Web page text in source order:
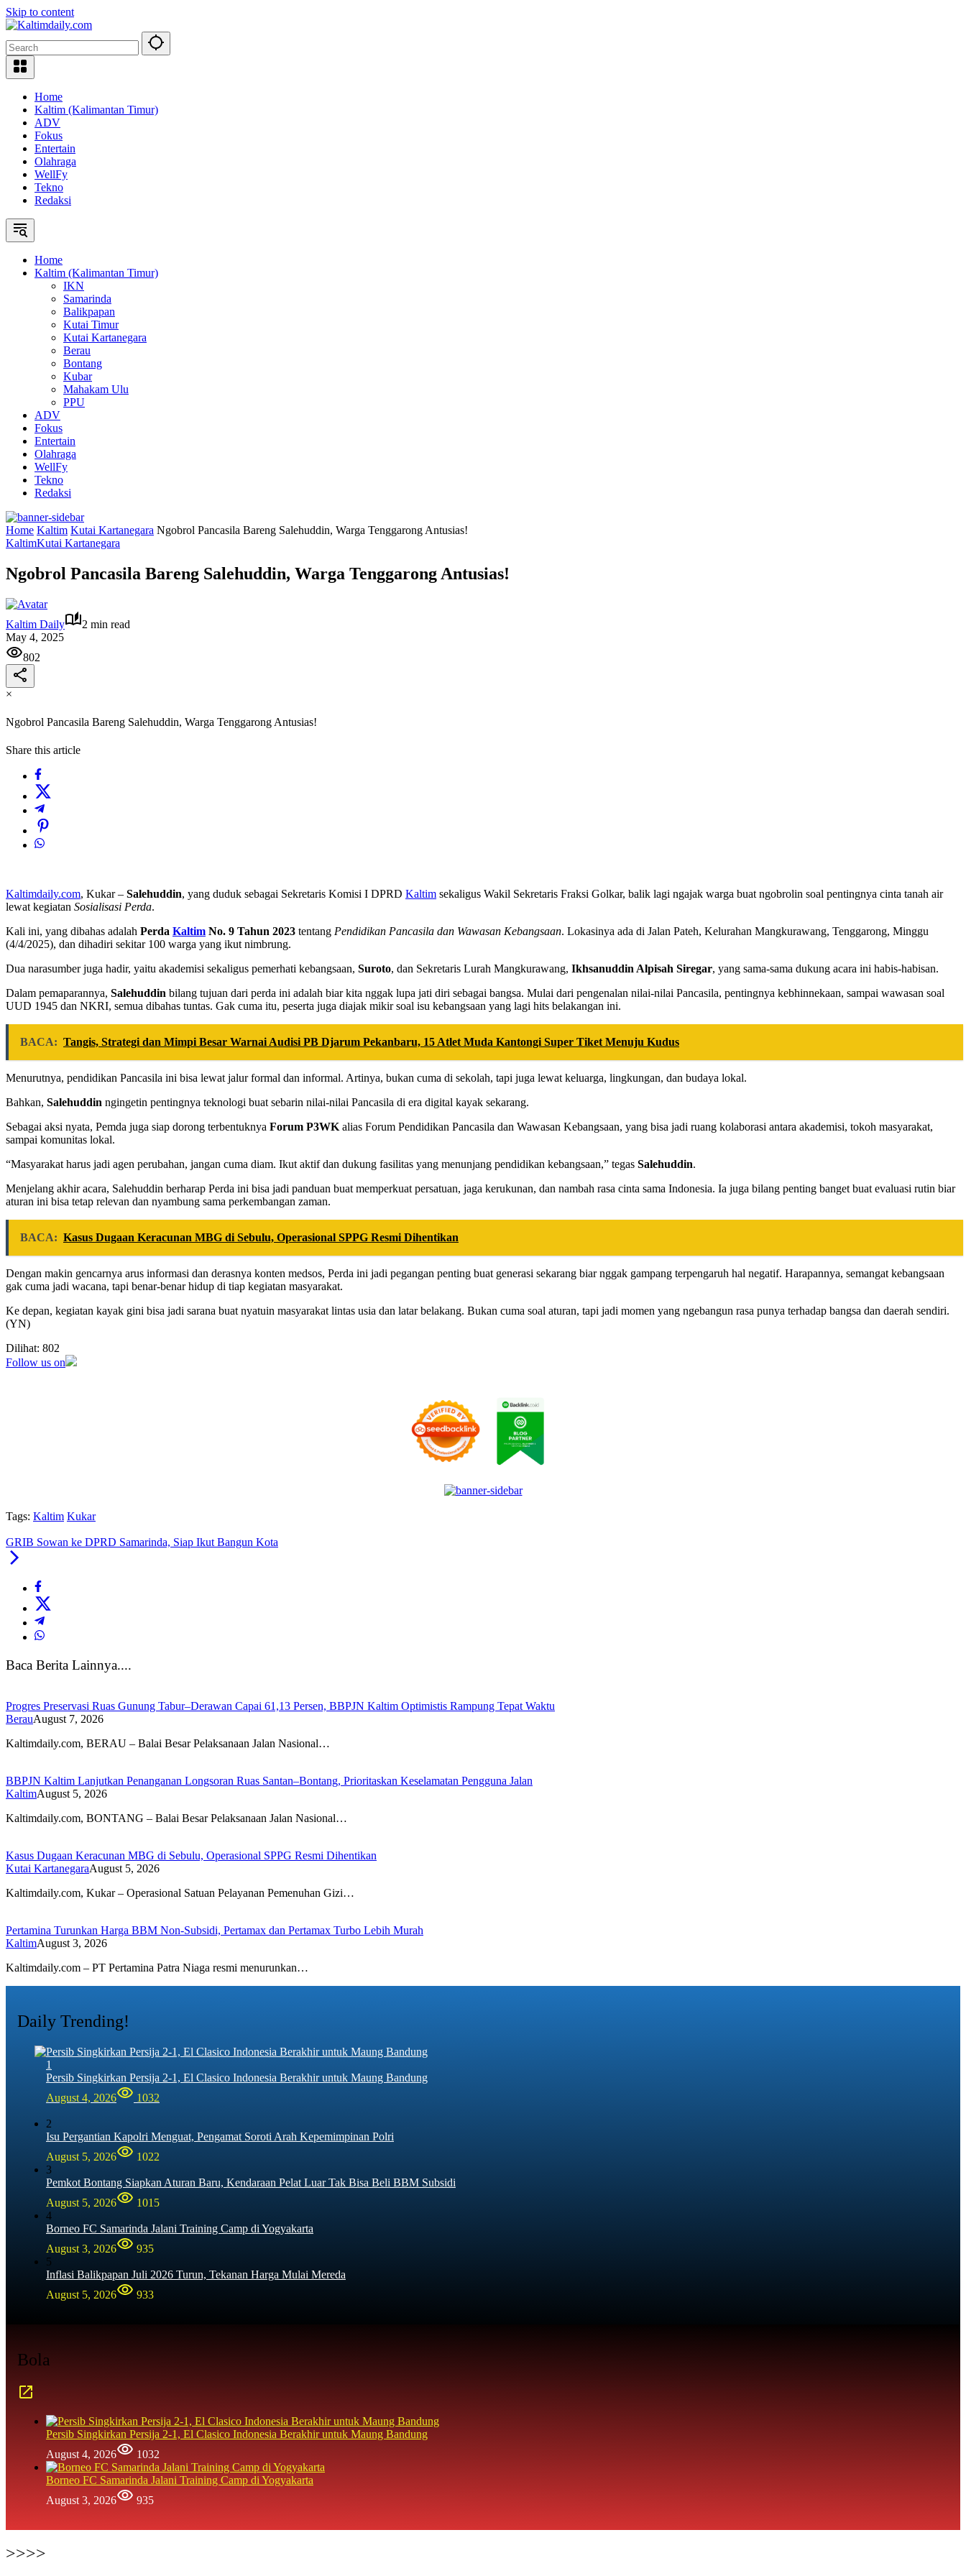
Skip to content
Home
Kaltim (Kalimantan Timur)
ADV
Fokus
Entertain
Olahraga
WellFy
Tekno
Redaksi
Home
Kaltim (Kalimantan Timur)
IKN
Samarinda
Balikpapan
Kutai Timur
Kutai Kartanegara
Berau
Bontang
Kubar
Mahakam Ulu
PPU
ADV
Fokus
Entertain
Olahraga
WellFy
Tekno
Redaksi
Home Kaltim Kutai Kartanegara Ngobrol Pancasila Bareng Salehuddin, Warga Tenggarong Antusias!
KaltimKutai Kartanegara
Ngobrol Pancasila Bareng Salehuddin, Warga Tenggarong Antusias!
Kaltim Daily
2 min read
May 4, 2025
802
×
Ngobrol Pancasila Bareng Salehuddin, Warga Tenggarong Antusias!
Share this article
Kaltimdaily.com, Kukar – Salehuddin, yang duduk sebagai Sekretaris Komisi I DPRD Kaltim sekaligus Wakil Sekretaris Fraksi Golkar, balik lagi ngajak warga buat ngobrolin soal pentingnya cinta tanah air
lewat kegiatan Sosialisasi Perda.
Kali ini, yang dibahas adalah Perda Kaltim No. 9 Tahun 2023 tentang Pendidikan Pancasila dan Wawasan Kebangsaan. Lokasinya ada di Jalan Pateh, Kelurahan Mangkurawang, Tenggarong, Minggu
(4/4/2025), dan dihadiri sekitar 100 warga yang ikut nimbrung.
Dua narasumber juga hadir, yaitu akademisi sekaligus pemerhati kebangsaan, Suroto, dan Sekretaris Lurah Mangkurawang, Ikhsanuddin Alpisah Siregar, yang sama-sama dukung acara ini habis-habisan.
Dalam pemaparannya, Salehuddin bilang tujuan dari perda ini adalah biar kita nggak lupa jati diri sebagai bangsa. Mulai dari pengenalan nilai-nilai Pancasila, pentingnya kebhinnekaan, sampai wawasan soal
UUD 1945 dan NKRI, semua dibahas tuntas. Gak cuma itu, peserta juga diajak mikir soal isu kebangsaan yang lagi hits belakangan ini.
BACA: Tangis, Strategi dan Mimpi Besar Warnai Audisi PB Djarum Pekanbaru, 15 Atlet Muda Kantongi Super Tiket Menuju Kudus
Menurutnya, pendidikan Pancasila ini bisa lewat jalur formal dan informal. Artinya, bukan cuma di sekolah, tapi juga lewat keluarga, lingkungan, dan budaya lokal.
Bahkan, Salehuddin ngingetin pentingnya teknologi buat sebarin nilai-nilai Pancasila di era digital kayak sekarang.
Sebagai aksi nyata, Pemda juga siap dorong terbentuknya Forum P3WK alias Forum Pendidikan Pancasila dan Wawasan Kebangsaan, yang bisa jadi ruang kolaborasi antara akademisi, tokoh masyarakat,
sampai komunitas lokal.
“Masyarakat harus jadi agen perubahan, jangan cuma diam. Ikut aktif dan dukung fasilitas yang menunjang pendidikan kebangsaan,” tegas Salehuddin.
Menjelang akhir acara, Salehuddin berharap Perda ini bisa jadi panduan buat memperkuat persatuan, jaga kerukunan, dan nambah rasa cinta sama Indonesia. Ia juga bilang penting banget buat evaluasi rutin biar
aturan ini bisa tetap relevan dan nyambung sama perkembangan zaman.
BACA: Kasus Dugaan Keracunan MBG di Sebulu, Operasional SPPG Resmi Dihentikan
Dengan makin gencarnya arus informasi dan derasnya konten medsos, Perda ini jadi pegangan penting buat generasi sekarang biar nggak gampang terpengaruh hal negatif. Harapannya, semangat kebangsaan
gak cuma jadi wacana, tapi benar-benar hidup di tiap kegiatan masyarakat.
Ke depan, kegiatan kayak gini bisa jadi sarana buat nyatuin masyarakat lintas usia dan latar belakang. Bukan cuma soal aturan, tapi jadi momen yang ngebangun rasa punya terhadap bangsa dan daerah sendiri.
(YN)
Dilihat: 802
Follow us on
Tags: Kaltim Kukar
GRIB Sowan ke DPRD Samarinda, Siap Ikut Bangun Kota
Baca Berita Lainnya....
Progres Preservasi Ruas Gunung Tabur–Derawan Capai 61,13 Persen, BBPJN Kaltim Optimistis Rampung Tepat Waktu
BerauAugust 7, 2026
Kaltimdaily.com, BERAU – Balai Besar Pelaksanaan Jalan Nasional…
BBPJN Kaltim Lanjutkan Penanganan Longsoran Ruas Santan–Bontang, Prioritaskan Keselamatan Pengguna Jalan
KaltimAugust 5, 2026
Kaltimdaily.com, BONTANG – Balai Besar Pelaksanaan Jalan Nasional…
Kasus Dugaan Keracunan MBG di Sebulu, Operasional SPPG Resmi Dihentikan
Kutai KartanegaraAugust 5, 2026
Kaltimdaily.com, Kukar – Operasional Satuan Pelayanan Pemenuhan Gizi…
Pertamina Turunkan Harga BBM Non-Subsidi, Pertamax dan Pertamax Turbo Lebih Murah
KaltimAugust 3, 2026
Kaltimdaily.com – PT Pertamina Patra Niaga resmi menurunkan…
Daily Trending!
1
Persib Singkirkan Persija 2-1, El Clasico Indonesia Berakhir untuk Maung Bandung
August 4, 2026
1032
2
Isu Pergantian Kapolri Menguat, Pengamat Soroti Arah Kepemimpinan Polri
August 5, 2026
1022
3
Pemkot Bontang Siapkan Aturan Baru, Kendaraan Pelat Luar Tak Bisa Beli BBM Subsidi
August 5, 2026
1015
4
Borneo FC Samarinda Jalani Training Camp di Yogyakarta
August 3, 2026
935
5
Inflasi Balikpapan Juli 2026 Turun, Tekanan Harga Mulai Mereda
August 5, 2026
933
Bola
Persib Singkirkan Persija 2-1, El Clasico Indonesia Berakhir untuk Maung Bandung
August 4, 2026
1032
Borneo FC Samarinda Jalani Training Camp di Yogyakarta
August 3, 2026
935
>>>>